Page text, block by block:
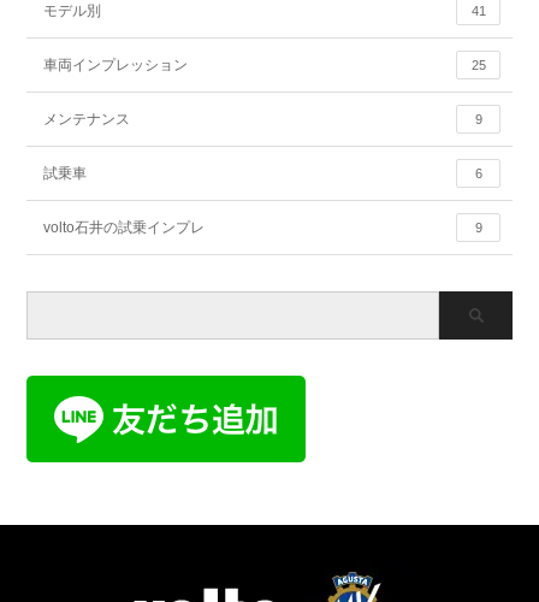
モデル別 41
車両インプレッション 25
メンテナンス 9
試乗車 6
volto石井の試乗インプレ 9